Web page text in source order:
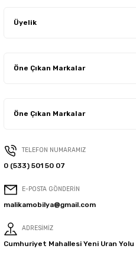
Üyelik
Öne Çıkan Markalar
Öne Çıkan Markalar
TELEFON NUMARAMIZ
0 (533) 501 50 07
E-POSTA GÖNDERİN
malikamobilya@gmail.com
ADRESİMİZ
Cumhuriyet Mahallesi Yeni Uran